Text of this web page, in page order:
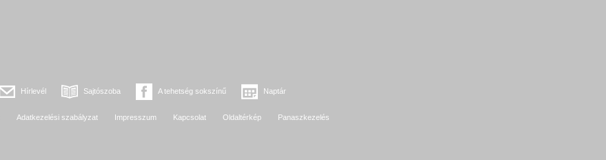
Hírlevél Sajtószoba A tehetség sokszínű Naptár
Adatkezelési szabályzat Impresszum Kapcsolat Oldaltérkép Panaszkezelés